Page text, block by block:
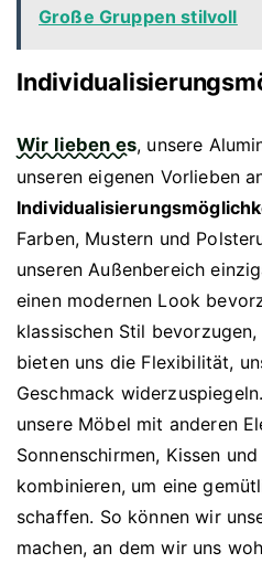
Große Gruppen stilvoll
Wir lieben es, unsere
unseren eigenen Vorlieben
Farben, Mustern und
unseren Außenbereich
einen modernen Look
klassischen Stil
bieten uns die Flexibilität,
Geschmack
unsere Möbel mit anderen
Sonnenschirmen, Kissen
kombinieren, um eine
schaffen. So können wir
machen, an dem wir uns